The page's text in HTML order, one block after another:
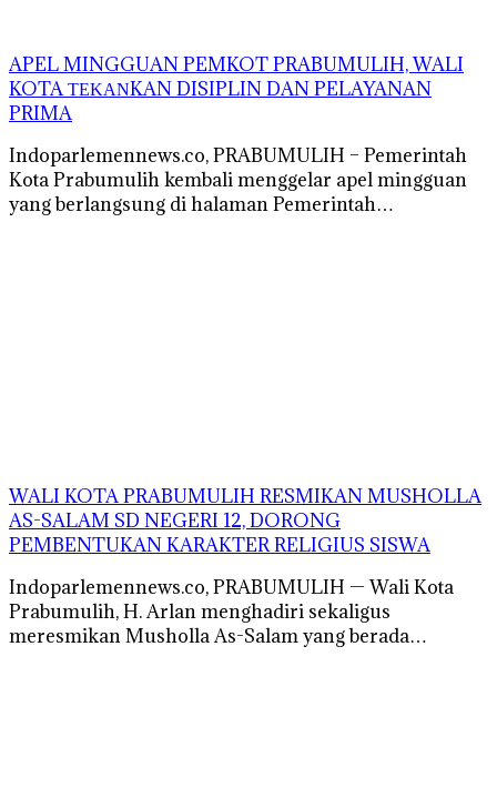
APEL MINGGUAN PEMKOT PRABUMULIH, WALI
KOTA ΤΕΚΑΝKAN DISIPLIN DAN PELAYANAN
PRIMA
Indoparlemennews.co, PRABUMULIH – Pemerintah
Kota Prabumulih kembali menggelar apel mingguan
yang berlangsung di halaman Pemerintah…
WALI KOTA PRABUMULIH RESMIKAN MUSHOLLA
AS-SALAM SD NEGERI 12, DORONG
PEMBENTUKAN KARAKTER RELIGIUS SISWA
Indoparlemennews.co, PRABUMULIH — Wali Kota
Prabumulih, H. Arlan menghadiri sekaligus
meresmikan Musholla As-Salam yang berada…